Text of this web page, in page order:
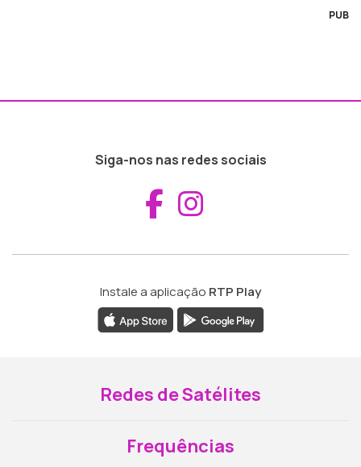
PUB
Siga-nos nas redes sociais
Aceder ao
Instale a aplicação RTP Play
Redes de Satélites
Frequências